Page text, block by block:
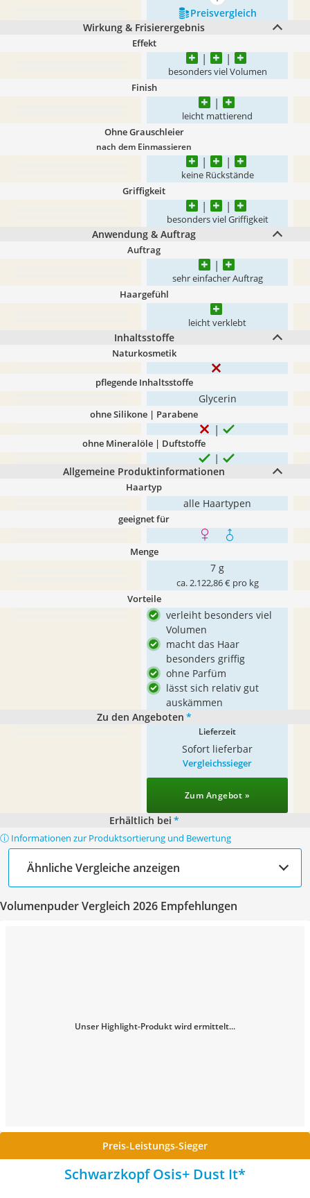
Preis­vergleich
Wirkung & Frisierergebnis
Effekt
besonders viel Volumen
Finish
leicht mattierend
Ohne Grauschleier
nach dem Einmassieren
keine Rückstände
Griffigkeit
besonders viel Griffigkeit
Anwendung & Auftrag
Auftrag
sehr einfacher Auftrag
Haargefühl
leicht verklebt
Inhaltsstoffe
Naturkosmetik
pflegende Inhaltsstoffe
Glycerin
ohne Silikone | Parabene
ohne Mineralöle | Duftstoffe
Allgemeine Produktinformationen
Haartyp
alle Haartypen
geeignet für
Menge
7 g
ca. 2.122,86 € pro kg
Vorteile
verleiht besonders viel
Volumen
macht das Haar
besonders griffig
ohne Parfüm
lässt sich relativ gut
auskämmen
Zu den Angeboten *
Lieferzeit
Sofort lieferbar
Vergleichssieger
Zum Angebot »
Erhältlich bei *
ⓘ Informationen zur Produktsortierung und Bewertung
Ähnliche Vergleiche anzeigen
Volumenpuder Vergleich 2026 Empfehlungen
Unser Highlight-Produkt wird ermittelt...
Preis-Leistungs-Sieger
Schwarzkopf Osis+ Dust It